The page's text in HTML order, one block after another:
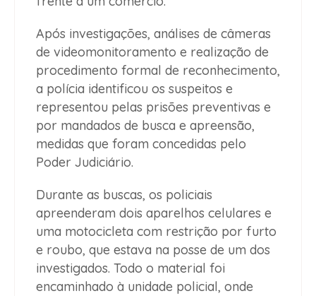
Após investigações, análises de câmeras
de videomonitoramento e realização de
procedimento formal de reconhecimento,
a polícia identificou os suspeitos e
representou pelas prisões preventivas e
por mandados de busca e apreensão,
medidas que foram concedidas pelo
Poder Judiciário.
Durante as buscas, os policiais
apreenderam dois aparelhos celulares e
uma motocicleta com restrição por furto
e roubo, que estava na posse de um dos
investigados. Todo o material foi
encaminhado à unidade policial, onde